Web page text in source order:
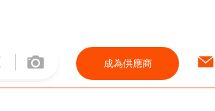
成為供應商